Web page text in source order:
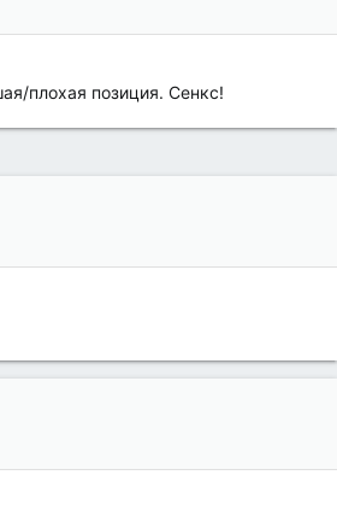
плохая позиция. Сенкс!